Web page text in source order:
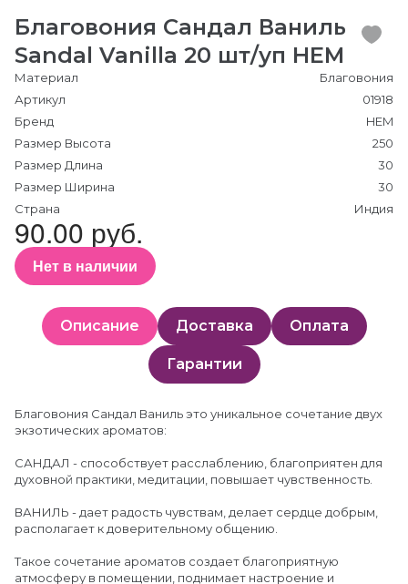
Благовония Сандал Ваниль
Sandal Vanilla 20 шт/уп HEM
Материал
Благовония
Артикул
01918
Бренд
HEM
Размер Высота
250
Размер Длина
30
Размер Ширина
30
Страна
Индия
90.00 руб.
Нет в наличии
Описание Доставка Оплата
Гарантии
Благовония Сандал Ваниль это уникальное сочетание двух
экзотических ароматов:
САНДАЛ - способствует расслаблению, благоприятен для
духовной практики, медитации, повышает чувственность.
ВАНИЛЬ - дает радость чувствам, делает сердце добрым,
располагает к доверительному общению.
Такое сочетание ароматов создает благоприятную
атмосферу в помещении, поднимает настроение и